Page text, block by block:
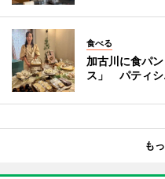
食べる
加古川に食パ
ス」 パティシ
も